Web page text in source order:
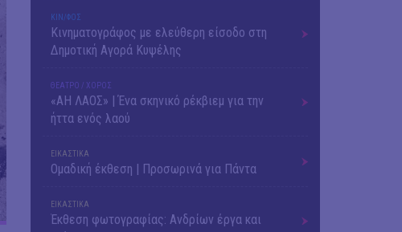
ΚΙΝ/ΦΟΣ
Κινηματογράφος με ελεύθερη είσοδο στη
Δημοτική Αγορά Κυψέλης
ΘΕΑΤΡΟ / ΧΟΡΟΣ
«ΑΗ ΛΑΟΣ» | Ένα σκηνικό ρέκβιεμ για την
ήττα ενός λαού
ΕΙΚΑΣΤΙΚΑ
Ομαδική έκθεση | Προσωρινά για Πάντα
ΕΙΚΑΣΤΙΚΑ
Έκθεση φωτογραφίας: Ανδρίων έργα και